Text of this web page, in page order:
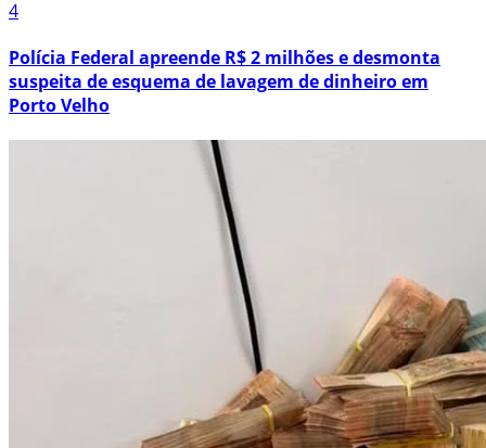
4
Polícia Federal apreende R$ 2 milhões e desmonta
suspeita de esquema de lavagem de dinheiro em
Porto Velho